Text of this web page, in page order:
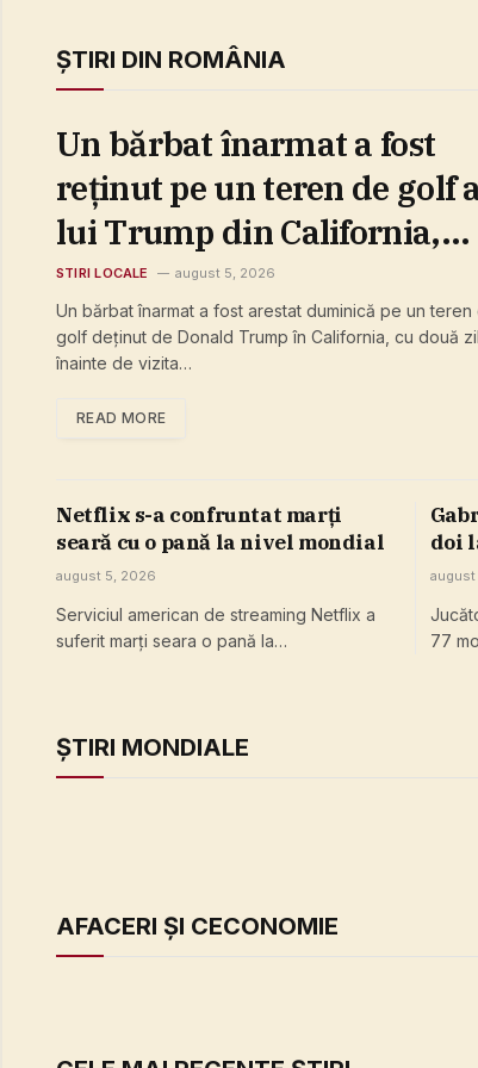
ȘTIRI DIN ROMÂNIA
Un bărbat înarmat a fost
reţinut pe un teren de golf
lui Trump din California,
înaintea unei vizite a
preşedintelui
STIRI LOCALE august 5, 2026
Un bărbat înarmat a fost arestat duminică pe un teren
golf deţinut de Donald Trump în California, cu două
înainte de vizita…
READ MORE
Netflix s-a confruntat marţi
seară cu o pană la nivel mondial
august 5, 2026
Serviciul american de streaming Netflix a
suferit marţi seara o pană la…
doi
Câţi
77
ȘTIRI MONDIALE
AFACERI ȘI CECONOMIE